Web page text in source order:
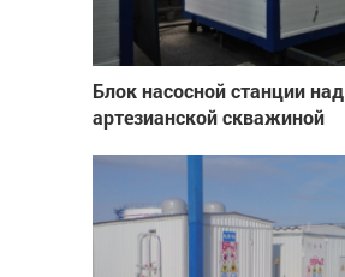
Блок насосной станции над
артезианской скважиной